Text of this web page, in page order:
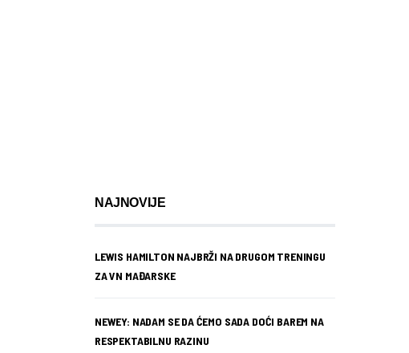
NAJNOVIJE
LEWIS HAMILTON NAJBRŽI NA DRUGOM TRENINGU
ZA VN MAĐARSKE
NEWEY: NADAM SE DA ĆEMO SADA DOĆI BAREM NA
RESPEKTABILNU RAZINU